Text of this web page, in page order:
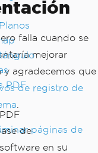
PDF
páginas de
falla cuando se
mejorar
y agradecemos que
de registro de
de
en su